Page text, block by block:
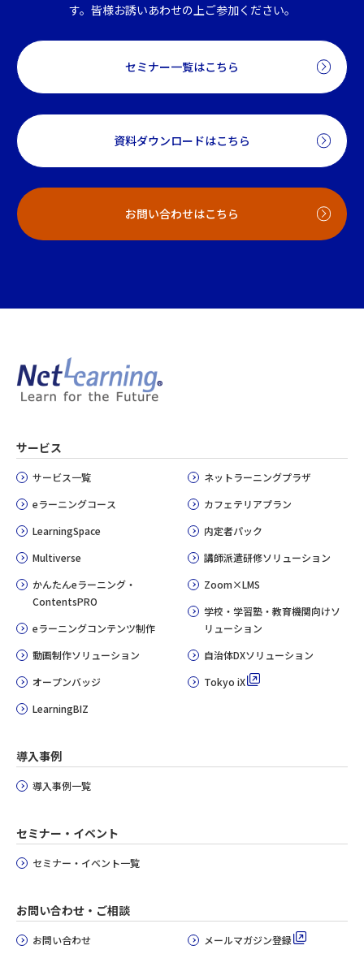
す。皆様お誘いあわせの上ご参加ください。
セミナー一覧はこちら
資料ダウンロードはこちら
お問い合わせはこちら
サービス
サービス一覧
eラーニングコース
LearningSpace
Multiverse
かんたんeラーニング・
ContentsPRO
eラーニングコンテンツ制作
動画制作ソリューション
オープンバッジ
LearningBIZ
ネットラーニングプラザ
カフェテリアプラン
内定者パック
講師派遣研修ソリューション
Zoom×LMS
学校・学習塾・教育機関向けソ
リューション
自治体DXソリューション
Tokyo iX
導入事例
導入事例一覧
セミナー・イベント
セミナー・イベント一覧
お問い合わせ・ご相談
お問い合わせ
メールマガジン登録